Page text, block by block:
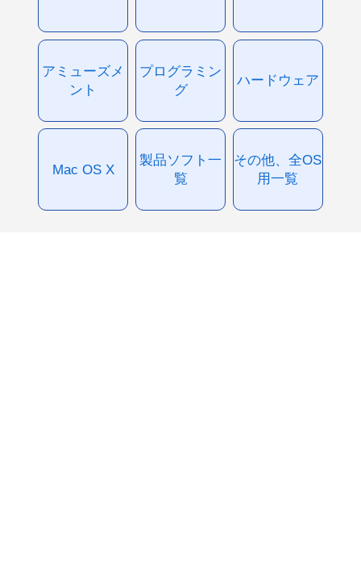
アミューズメ
ント
プログラミン
グ
ハードウェア
Mac OS X
製品ソフト一
覧
その他、全OS
用一覧